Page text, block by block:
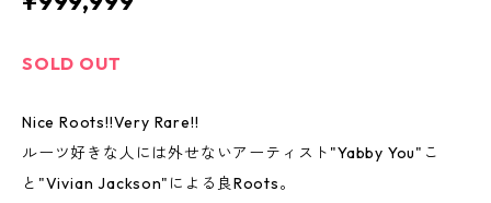
SOLD OUT
Nice Roots!!Very Rare!!
ルーツ好きな人には外せないアーティスト"Yabby You"こ
と"Vivian Jackson"による良Roots。